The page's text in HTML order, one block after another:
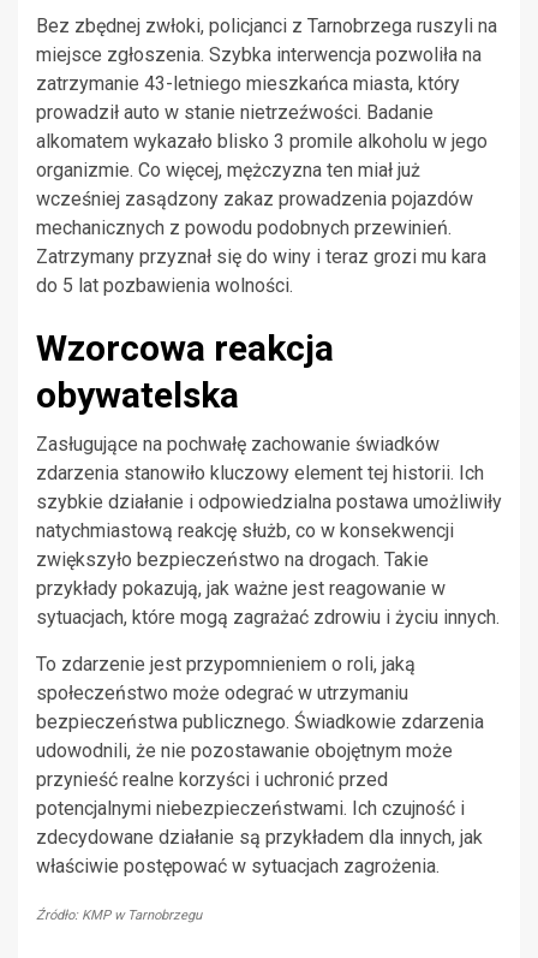
Bez zbędnej zwłoki, policjanci z Tarnobrzega ruszyli na
miejsce zgłoszenia. Szybka interwencja pozwoliła na
zatrzymanie 43-letniego mieszkańca miasta, który
prowadził auto w stanie nietrzeźwości. Badanie
alkomatem wykazało blisko 3 promile alkoholu w jego
organizmie. Co więcej, mężczyzna ten miał już
wcześniej zasądzony zakaz prowadzenia pojazdów
mechanicznych z powodu podobnych przewinień.
Zatrzymany przyznał się do winy i teraz grozi mu kara
do 5 lat pozbawienia wolności.
Wzorcowa reakcja
obywatelska
Zasługujące na pochwałę zachowanie świadków
zdarzenia stanowiło kluczowy element tej historii. Ich
szybkie działanie i odpowiedzialna postawa umożliwiły
natychmiastową reakcję służb, co w konsekwencji
zwiększyło bezpieczeństwo na drogach. Takie
przykłady pokazują, jak ważne jest reagowanie w
sytuacjach, które mogą zagrażać zdrowiu i życiu innych.
To zdarzenie jest przypomnieniem o roli, jaką
społeczeństwo może odegrać w utrzymaniu
bezpieczeństwa publicznego. Świadkowie zdarzenia
udowodnili, że nie pozostawanie obojętnym może
przynieść realne korzyści i uchronić przed
potencjalnymi niebezpieczeństwami. Ich czujność i
zdecydowane działanie są przykładem dla innych, jak
właściwie postępować w sytuacjach zagrożenia.
Źródło: KMP w Tarnobrzegu